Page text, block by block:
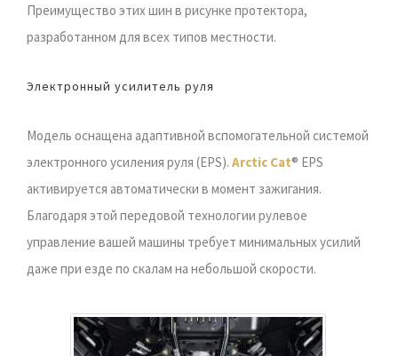
Преимущество этих шин в рисунке протектора,
разработанном для всех типов местности.
Электронный усилитель руля
Модель оснащена адаптивной вспомогательной системой
электронного усиления руля (EPS). Arctic Cat® EPS
активируется автоматически в момент зажигания.
Благодаря этой передовой технологии рулевое
управление вашей машины требует минимальных усилий
даже при езде по скалам на небольшой скорости.